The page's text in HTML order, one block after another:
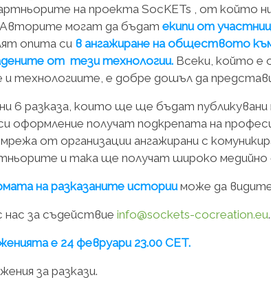
на проекта SocKETs , от който
могат да бъдат екипи от
опита си в ангажиране на обществото
от тези технологии. Всеки, който е
технологиите, е добре дошъл да
6 разказа, които ще ще бъдат
оформление получат подкрепата на
от организации ангажирани с
и така ще получат широко медийно
на разказаните истории може да
за съдействие info@sockets-cocreation.eu.
е 24 февруари 23.00 CET.
за разкази.